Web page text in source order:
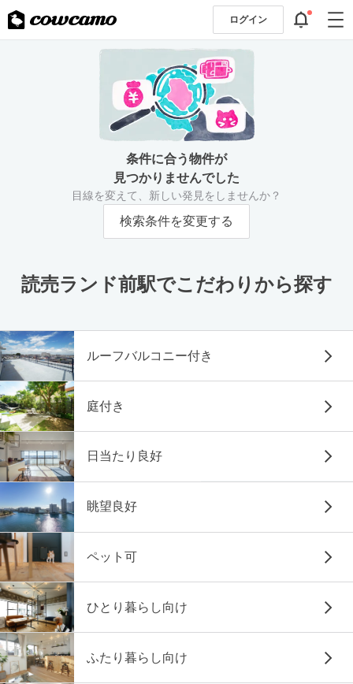
ログイン
条件に合う物件が
見つかりませんでした
目線を変えて、新しい発見をしませんか？
検索条件を変更する
読売ランド前駅でこだわりから探す
ルーフバルコニー付き
庭付き
日当たり良好
眺望良好
ペット可
ひとり暮らし向け
ふたり暮らし向け